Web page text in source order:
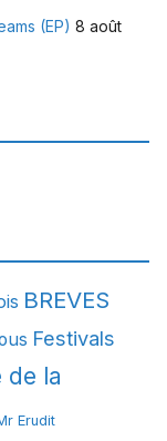
(EP) 8 août
BREVES
Festivals
de la
Erudit